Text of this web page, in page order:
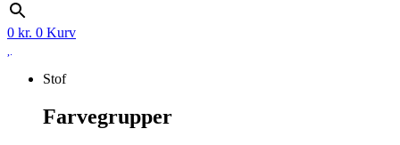
0 kr. 0 Kurv
Stof
Farvegrupper